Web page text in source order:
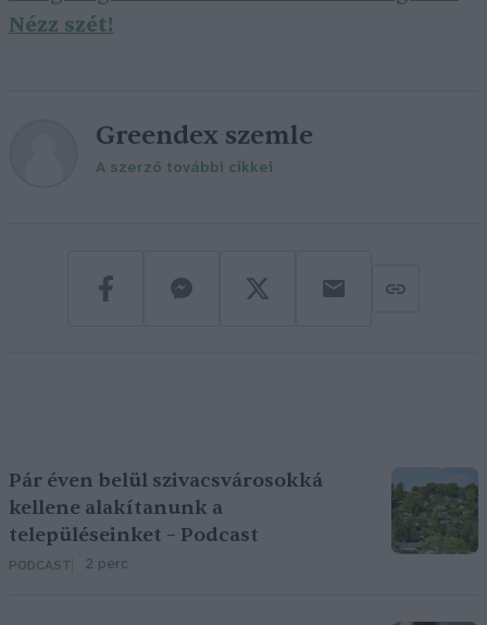
Nézz szét!
Greendex szemle
A szerző további cikkei
Pár éven belül szivacsvárosokká
kellene alakítanunk a
településeinket – Podcast
PODCAST 2 perc